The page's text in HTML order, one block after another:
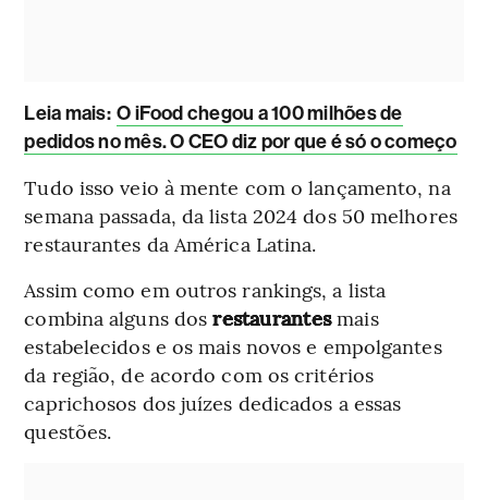
Leia mais: O iFood chegou a 100 milhões de
pedidos no mês. O CEO diz por que é só o começo
Tudo isso veio à mente com o lançamento, na
semana passada, da lista 2024 dos 50 melhores
restaurantes da América Latina.
Assim como em outros rankings, a lista
combina alguns dosrestaurantesmais
estabelecidos e os mais novos e empolgantes
da região, de acordo com os critérios
caprichosos dos juízes dedicados a essas
questões.